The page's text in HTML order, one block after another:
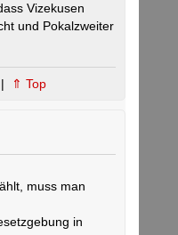
Vizekusen
und Pokalzweiter
| ⇑ Top
muss man
in